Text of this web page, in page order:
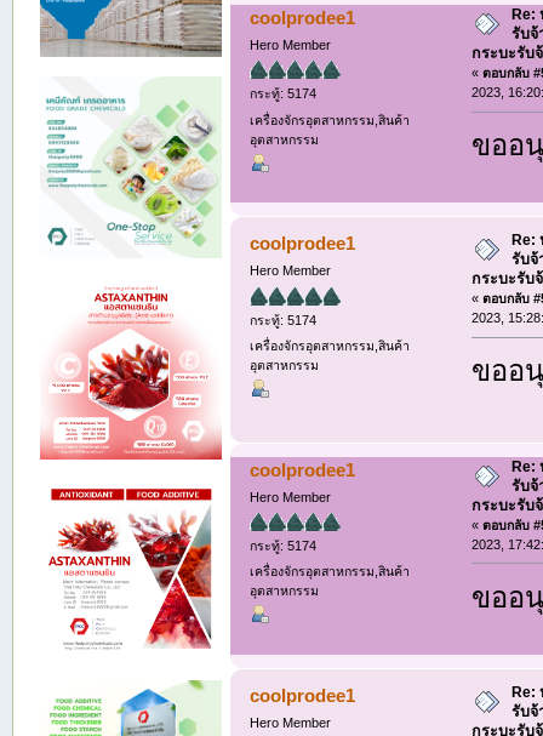
coolprodee1
Hero Member
กระทู้: 5174
เครื่องจักรอุตสาหกรรม,สินค้า
อุตสาหกรรม
Re:
รับจ้
กระบะรับ
«ตอบกลับ
2023,
ขออ
coolprodee1
Hero Member
กระทู้: 5174
เครื่องจักรอุตสาหกรรม,สินค้า
อุตสาหกรรม
Re:
รับจ้
กระบะรับ
«ตอบกลับ
2023,
ขออ
coolprodee1
Hero Member
กระทู้: 5174
เครื่องจักรอุตสาหกรรม,สินค้า
อุตสาหกรรม
Re:
รับจ้
กระบะรับ
«ตอบกลับ
2023,
ขออ
coolprodee1
Hero Member
Re:
รับจ้
กระบะรับ